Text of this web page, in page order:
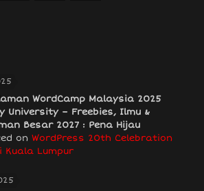
WordCamp Malaysia 2025
University – Freebies, Ilmu &
Besar 2027 : Pena Hijau
on WordPress 20th Celebration
Kuala Lumpur